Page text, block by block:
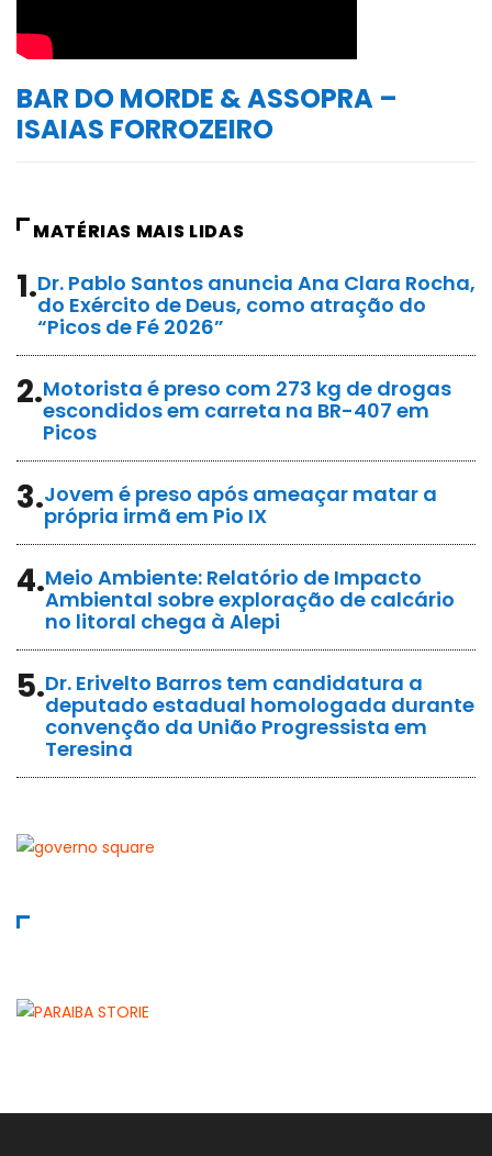
BAR DO MORDE & ASSOPRA –
ISAIAS FORROZEIRO
MATÉRIAS MAIS LIDAS
1.Dr. Pablo Santos anuncia Ana Clara Rocha,
do Exército de Deus, como atração do
“Picos de Fé 2026”
2.Motorista é preso com 273 kg de drogas
escondidos em carreta na BR-407 em
Picos
3.Jovem é preso após ameaçar matar a
própria irmã em Pio IX
4.Meio Ambiente: Relatório de Impacto
Ambiental sobre exploração de calcário
no litoral chega à Alepi
5.Dr. Erivelto Barros tem candidatura a
deputado estadual homologada durante
convenção da União Progressista em
Teresina